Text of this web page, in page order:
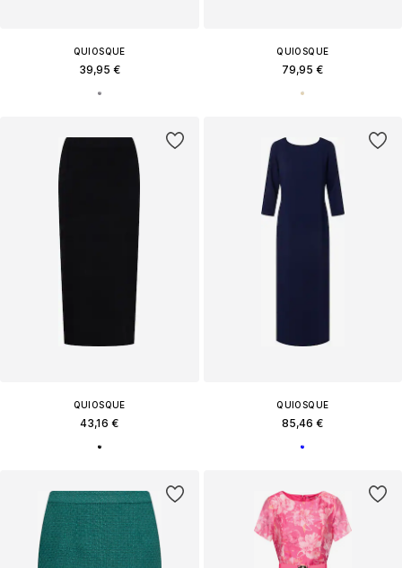
QUIOSQUE
39,95 €
QUIOSQUE
79,95 €
QUIOSQUE
43,16 €
QUIOSQUE
85,46 €